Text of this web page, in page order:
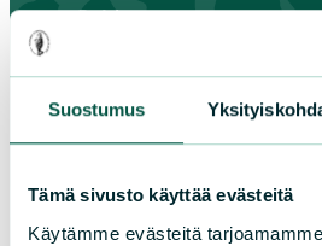
Suostumus
Tämä sivusto käyttää evästeitä
Käytämme evästeitä
Pohjanmaa
Pohjois-Savo
Uusimaa
Varsinais-Suomi